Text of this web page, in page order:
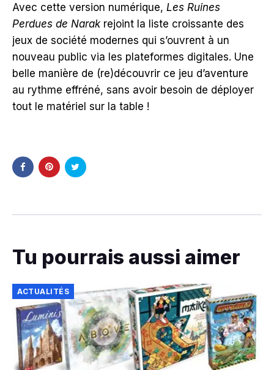
Avec cette version numérique, Les Ruines
Perdues de Narakrejoint la liste croissante des
jeux de société modernes qui s’ouvrent à un
nouveau public via les plateformes digitales. Une
belle manière de (re)découvrir ce jeu d’aventure
au rythme effréné, sans avoir besoin de déployer
tout le matériel sur la table !
Tu pourrais aussi aimer
ACTUALITÉS